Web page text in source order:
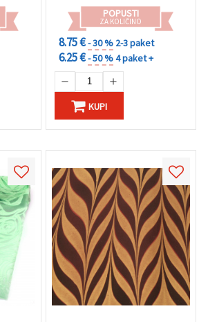
POPUSTI
ZA KOLIČINO
8.75 €- 30 % 2-3 paket
6.25 €- 50 %4 paket +
KUPI